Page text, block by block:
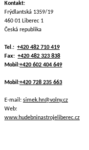
Kontakt:
Frýdlantská 1359/19
460 01 Liberec 1
Česká republika
Tel.: +420 482 710 419
Fax: +420 482 323 838
Mobil:+420 602 404 649
Mobil:+420 728 235 663
E-mail: simek.hn@volny.cz
Web:
www.hudebninastrojeliberec.cz